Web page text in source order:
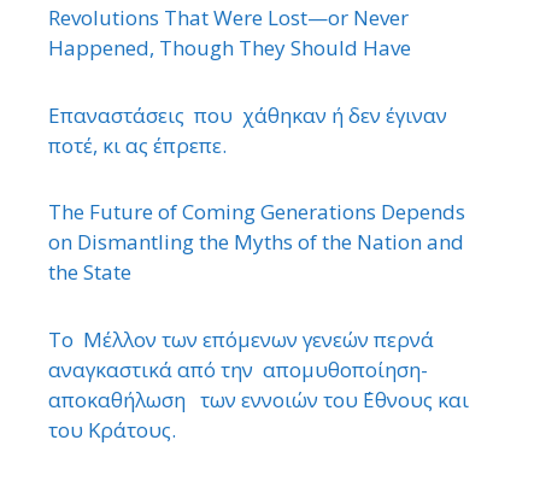
Revolutions That Were Lost—or Never
Happened, Though They Should Have
Επαναστάσεις που χάθηκαν ή δεν έγιναν
ποτέ, κι ας έπρεπε.
The Future of Coming Generations Depends
on Dismantling the Myths of the Nation and
the State
Το Μέλλον των επόμενων γενεών περνά
αναγκαστικά από την απομυθοποίηση-
αποκαθήλωση των εννοιών του ΄Εθνους και
του Κράτους.